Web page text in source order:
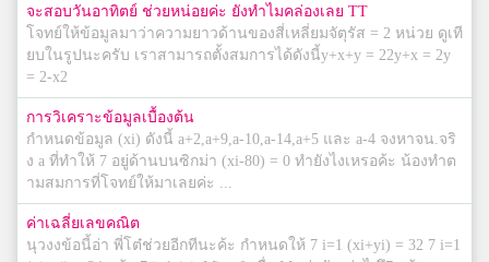
จะสอบวันอาทิตย์ ช่วยหน่อยค่ะ ยังทำไมคล่องเลย TT
โจทย์ให้ข้อมูลมาว่าความยาวด้านของสี่เหลี่ยมจัตุรัส = 2 หน่วย ดูเที
ยบในรูปนะครับ เราสามารถตั้งสมการได้ดังนี้y+x+y = 22y+x = 2y
= 2-x2
การวิเคราะข้อมูลเบื้องต้น
กำหนดข้อมูล (xi) ดังนี้ a+2,a+9,a-10,a-14,a+5 และ a-4 จงหาจน.จริ
ง a ที่ทำให้ 7 อยู่ด้านบนซิกม่า (xi-80) = 0 ทำยังไงเหรอค้ะ น้องทำต
ามสมการที่โจทย์ให้มาเลยค่ะ ...
ค่าเฉลี่ยเลขคณิต
นุวงงข้อนี้อ่า พี่โต๋ช่วยอีกทีนะค้ะ กำหนดให้ 7 i=1 (xi+yi) = 32 7 i=1